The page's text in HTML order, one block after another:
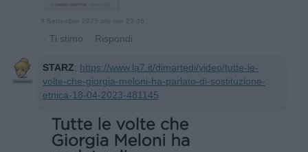
9 Settembre 2025 alle ore 23:46
· Ti stimo · Rispondi
STARZ: https://www.la7.it/dimartedi/video/tutte-le-
volte-che-giorgia-meloni-ha-parlato-di-sostituzione-
etnica-18-04-2023-481145